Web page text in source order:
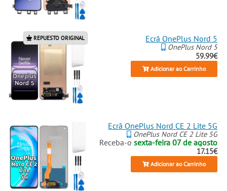
REPUESTO ORIGINAL Ecrã OnePlus Nord 5
OnePlus Nord 5
59.99€
Adicionar ao Carrinho
Ecrã OnePlus Nord CE 2 Lite 5G
OnePlus Nord CE 2 Lite 5G
Receba-osexta-feira 07 de agosto
17.15€
Adicionar ao Carrinho